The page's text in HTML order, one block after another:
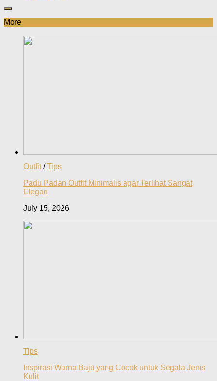
More
Outfit/Tips
Padu Padan Outfit Minimalis agar Terlihat Sangat
Elegan
July 15, 2026
Tips
Inspirasi Warna Baju yang Cocok untuk Segala Jenis
Kulit